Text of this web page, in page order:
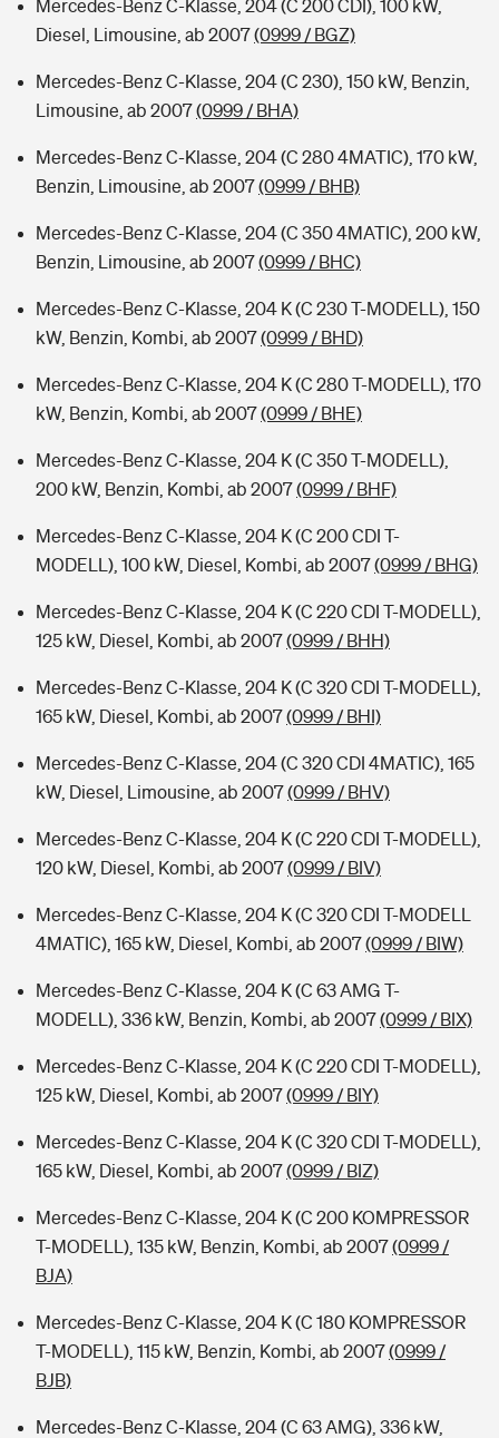
Mercedes-Benz C-Klasse, 204 (C 200 CDI), 100 kW,
Diesel, Limousine, ab 2007(0999 / BGZ)
Mercedes-Benz C-Klasse, 204 (C 230), 150 kW, Benzin,
Limousine, ab 2007(0999 / BHA)
Mercedes-Benz C-Klasse, 204 (C 280 4MATIC), 170 kW,
Benzin, Limousine, ab 2007(0999 / BHB)
Mercedes-Benz C-Klasse, 204 (C 350 4MATIC), 200 kW,
Benzin, Limousine, ab 2007(0999 / BHC)
Mercedes-Benz C-Klasse, 204 K (C 230 T-MODELL), 150
kW, Benzin, Kombi, ab 2007(0999 / BHD)
Mercedes-Benz C-Klasse, 204 K (C 280 T-MODELL), 170
kW, Benzin, Kombi, ab 2007(0999 / BHE)
Mercedes-Benz C-Klasse, 204 K (C 350 T-MODELL),
200 kW, Benzin, Kombi, ab 2007(0999 / BHF)
Mercedes-Benz C-Klasse, 204 K (C 200 CDI T-
MODELL), 100 kW, Diesel, Kombi, ab 2007(0999 / BHG)
Mercedes-Benz C-Klasse, 204 K (C 220 CDI T-MODELL),
125 kW, Diesel, Kombi, ab 2007(0999 / BHH)
Mercedes-Benz C-Klasse, 204 K (C 320 CDI T-MODELL),
165 kW, Diesel, Kombi, ab 2007(0999 / BHI)
Mercedes-Benz C-Klasse, 204 (C 320 CDI 4MATIC), 165
kW, Diesel, Limousine, ab 2007(0999 / BHV)
Mercedes-Benz C-Klasse, 204 K (C 220 CDI T-MODELL),
120 kW, Diesel, Kombi, ab 2007(0999 / BIV)
Mercedes-Benz C-Klasse, 204 K (C 320 CDI T-MODELL
4MATIC), 165 kW, Diesel, Kombi, ab 2007(0999 / BIW)
Mercedes-Benz C-Klasse, 204 K (C 63 AMG T-
MODELL), 336 kW, Benzin, Kombi, ab 2007(0999 / BIX)
Mercedes-Benz C-Klasse, 204 K (C 220 CDI T-MODELL),
125 kW, Diesel, Kombi, ab 2007(0999 / BIY)
Mercedes-Benz C-Klasse, 204 K (C 320 CDI T-MODELL),
165 kW, Diesel, Kombi, ab 2007(0999 / BIZ)
Mercedes-Benz C-Klasse, 204 K (C 200 KOMPRESSOR
T-MODELL), 135 kW, Benzin, Kombi, ab 2007(0999 /
BJA)
Mercedes-Benz C-Klasse, 204 K (C 180 KOMPRESSOR
T-MODELL), 115 kW, Benzin, Kombi, ab 2007(0999 /
BJB)
Mercedes-Benz C-Klasse, 204 (C 63 AMG), 336 kW,